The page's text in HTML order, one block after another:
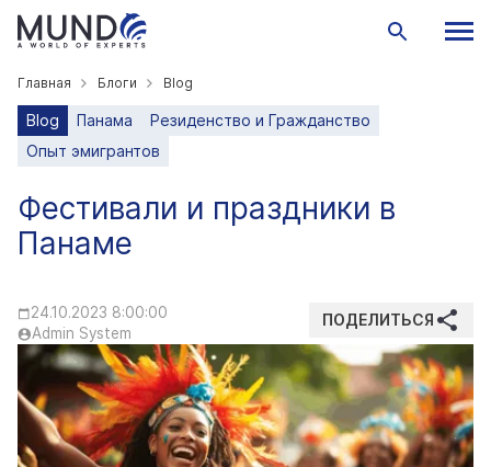
Главная Блоги Blog
Blog Панама
Резиденство и Гражданство
Опыт эмигрантов
Фестивали и праздники в
Панаме
24.10.2023 8:00:00
Admin System
ПОДЕЛИТЬСЯ